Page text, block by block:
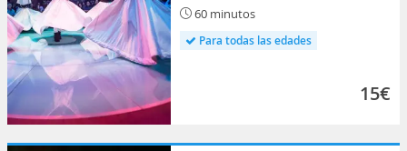
60 minutos
Para todas las edades
15€